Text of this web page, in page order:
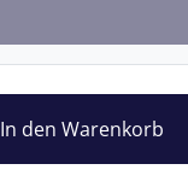
In den Warenkorb